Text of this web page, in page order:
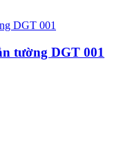
tường DGT 001